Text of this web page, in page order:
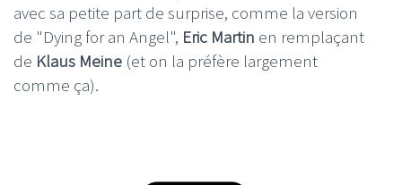
avec sa petite part de surprise, comme la version
de "Dying for an Angel", Eric Martin en remplaçant
de Klaus Meine (et on la préfère largement
comme ça).